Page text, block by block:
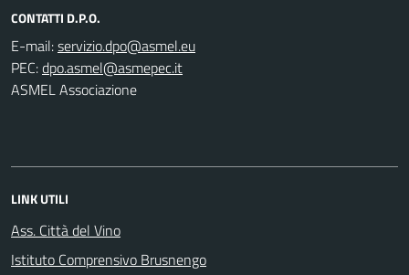
CONTATTI D.P.O.
E-mail:
PEC:
ASMEL Associazione
LINK UTILI
Ass. Città del Vino
Istituto Comprensivo Brusnengo